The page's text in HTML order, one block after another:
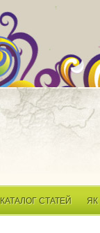
КАТАЛОГ СТАТЕЙ ЯК